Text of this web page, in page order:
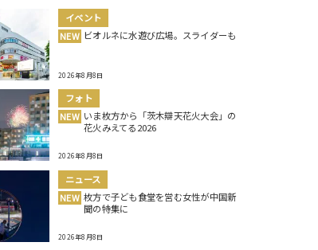
イベント
NEW ビオルネに水遊び広場。スライダーも
2026年8月8日
フォト
NEW いま枚方から「茨木辯天花火大会」の
花火みえてる2026
2026年8月8日
ニュース
NEW 枚方で子ども食堂を営む女性が中国新
聞の特集に
2026年8月8日